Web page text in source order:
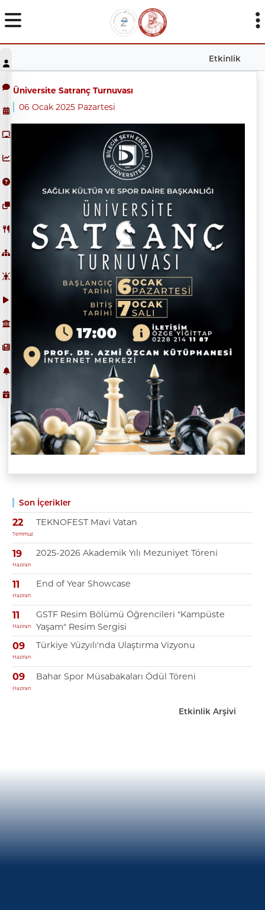
Etkinlik
Son İçerikler
22
Temmuz
TEKNOFEST Mavi Vatan
19
Haziran
2025-2026 Akademik Yılı Mezuniyet Töreni
11
Haziran
End of Year Showcase
11
Haziran
GSTF Resim Bölümü Öğrencileri "Kampüste
Yaşam" Resim Sergisi
09
Haziran
Türkiye Yüzyılı'nda Ulaştırma Vizyonu
09
Haziran
Bahar Spor Müsabakaları Ödül Töreni
Etkinlik Arşivi
Üniversite Satranç Turnuvası
06 Ocak 2025 Pazartesi